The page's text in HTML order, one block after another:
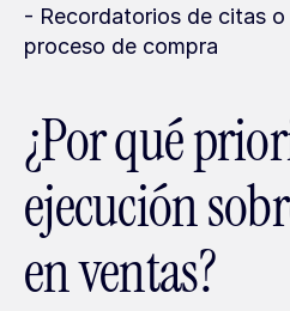
- Recordatorios de citas
proceso de compra
¿Por qué
ejecución
en ventas?